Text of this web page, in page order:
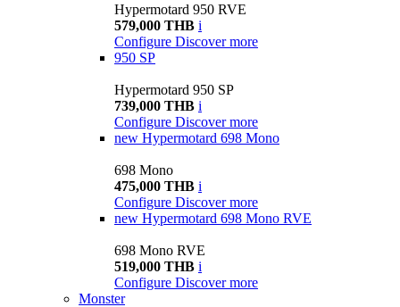
Hypermotard 950 RVE
579,000 THB i
Configure Discover more
950 SP
Hypermotard 950 SP
739,000 THB i
Configure Discover more
new Hypermotard 698 Mono
698 Mono
475,000 THB i
Configure Discover more
new Hypermotard 698 Mono RVE
698 Mono RVE
519,000 THB i
Configure Discover more
Monster